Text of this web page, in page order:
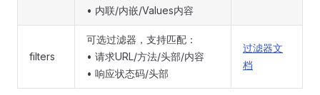
• 内联/内嵌/Values内容
filters
可选过滤器，支持匹配：
• 请求URL/方法/头部/内容
• 响应状态码/头部
过滤器文
档